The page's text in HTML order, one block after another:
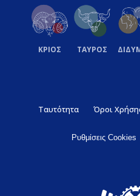
ΚΡΙΟΣ ΤΑΥΡΟΣ
Ταυτότητα Όροι
Ρυθμίσεις Cookies